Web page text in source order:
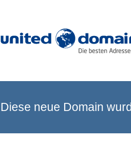
Diese neue Domain